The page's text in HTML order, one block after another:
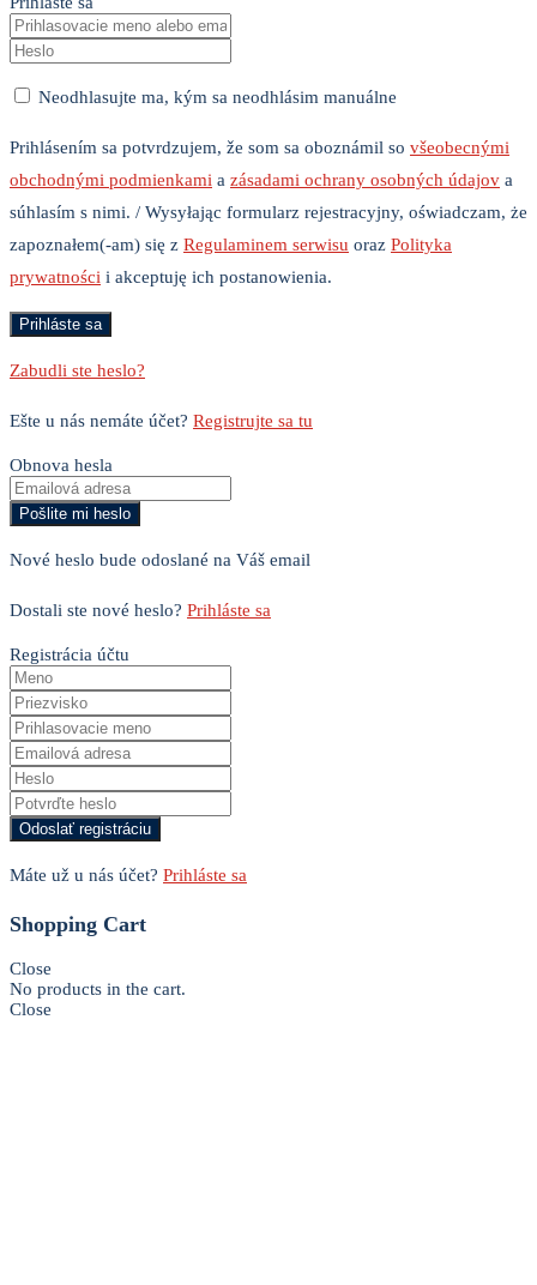
Neodhlasujte ma, kým sa neodhlásim manuálne
Prihlásením sa potvrdzujem, že som sa oboznámil so všeobecnými
obchodnými podmienkami a zásadami ochrany osobných údajov a
súhlasím s nimi. / Wysyłając formularz rejestracyjny, oświadczam, że
zapoznałem(-am) się z Regulaminem serwisu oraz Polityka
prywatności i akceptuję ich postanowienia.
Zabudli ste heslo?
Ešte u nás nemáte účet? Registrujte sa tu
Obnova hesla
Nové heslo bude odoslané na Váš email
Dostali ste nové heslo? Prihláste sa
Registrácia účtu
Máte už u nás účet? Prihláste sa
Shopping Cart
Close
No products in the cart.
Close